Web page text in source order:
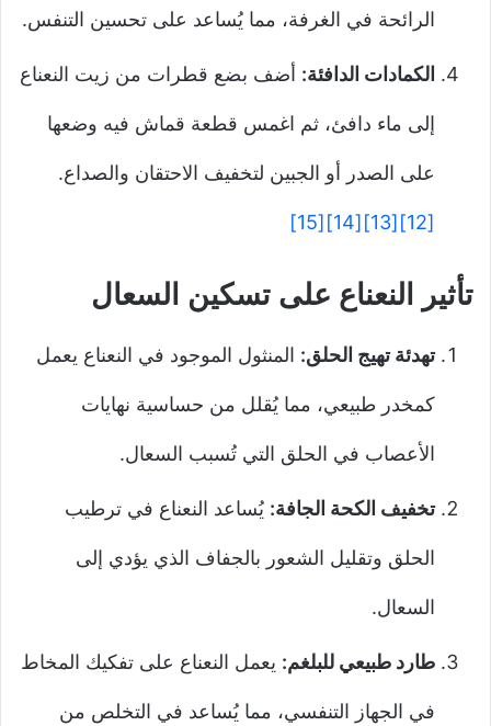
الرائحة في الغرفة، مما يُساعد على تحسين التنفس.
الكمادات الدافئة: أضف بضع قطرات من زيت النعناع
إلى ماء دافئ، ثم اغمس قطعة قماش فيه وضعها
على الصدر أو الجبين لتخفيف الاحتقان والصداع.
[12]
[13]
[14]
[15]
تأثير النعناع على تسكين السعال
تهدئة تهيج الحلق: المنثول الموجود في النعناع يعمل
كمخدر طبيعي، مما يُقلل من حساسية نهايات
الأعصاب في الحلق التي تُسبب السعال.
تخفيف الكحة الجافة: يُساعد النعناع في ترطيب
الحلق وتقليل الشعور بالجفاف الذي يؤدي إلى
السعال.
طارد طبيعي للبلغم: يعمل النعناع على تفكيك المخاط
في الجهاز التنفسي، مما يُساعد في التخلص من